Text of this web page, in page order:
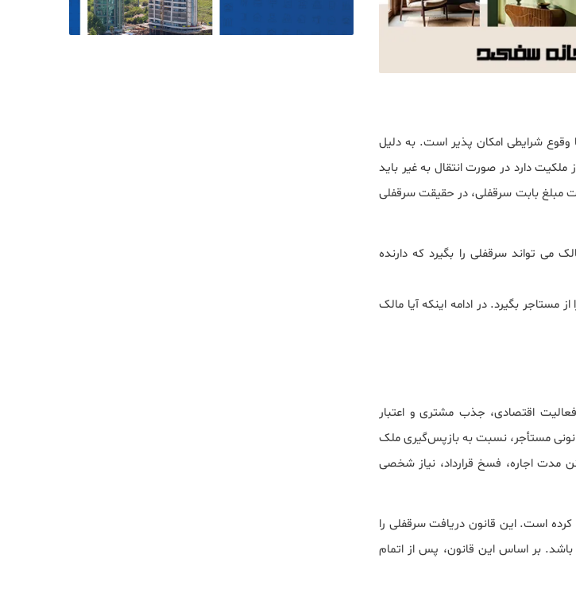
وقوع شرایطی امکان پذیر است. به دلیل
دارد در صورت انتقال به غیر باید
مبلغ بابت سرقفلی، در حقیقت سرقفلی
می تواند سرقفلی را بگیرد که دارنده
بگیرد. در ادامه اینکه آیا مالک
اقتصادی، جذب مشتری و اعتبار
مستأجر، نسبت به بازپس‌گیری ملک
مدت اجاره، فسخ قرارداد، نیاز شخصی
اماکن تجاری تعیین کرده است. این قانون دریافت سرقفلی را
باشد. بر اساس این قانون، پس از اتمام